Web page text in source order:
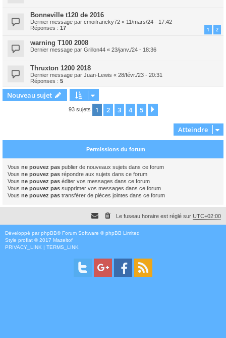
Bonneville t120 de 2016
Dernier message par cmoifrancky72 « 11/mars/24 - 17:42
Réponses : 17 1 2
warning T100 2008
Dernier message par Grillon44 « 23/janv./24 - 18:36
Thruxton 1200 2018
Dernier message par Juan-Lewis « 28/févr./23 - 20:31
Réponses : 5
Nouveau sujet
93 sujets 1 2 3 4 5
Atteindre
Permissions du forum
Vous ne pouvez pas publier de nouveaux sujets dans ce forum
Vous ne pouvez pas répondre aux sujets dans ce forum
Vous ne pouvez pas éditer vos messages dans ce forum
Vous ne pouvez pas supprimer vos messages dans ce forum
Vous ne pouvez pas transférer de pièces jointes dans ce forum
Le fuseau horaire est réglé sur UTC+02:00
Développé par phpBB® Forum Software © phpBB Limited
Style proflat © 2017 Mazeltof
PRIVACY_LINK | TERMS_LINK